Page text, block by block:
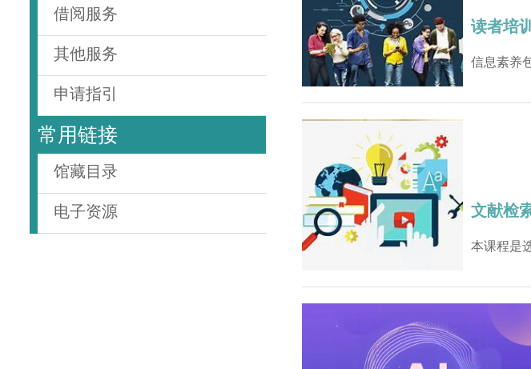
借阅服务
其他服务
申请指引
常用链接
馆藏目录
电子资源
读者培训
信息素养
文献检
本课程是